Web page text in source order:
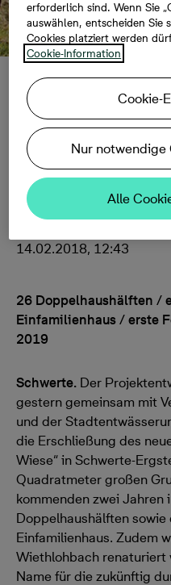
neue
Schwerte
14.02.2018, 12:43
26 Doppelhaushälften /
Einfamilienhaus / erste
2019
Schwerte. Der
gestern gemeinsam mit
und der
die Erschließung des
Wiese“ in Schwerte-
Quadratmeter großen
kommenden zwei Jahren
Doppelhaushälften sowie
Einfamilienhaus. Zudem
Wiethlohbach renaturiert
Name für die zukünftig
erforderlich sind. Wenn Sie
auswählen, entscheiden Sie
Cookies platziert werden
Cookie-Information
Cookie-
Nur notwendige
Alle